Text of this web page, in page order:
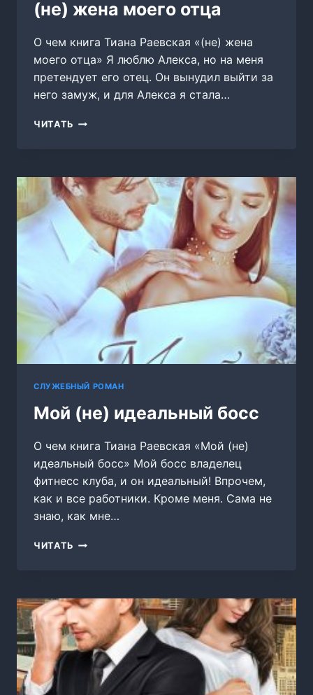
(не) жена моего отца
О чем книга Тиана Раевская «(не) жена
моего отца» Я люблю Алекса, но на меня
претендует его отец. Он вынудил выйти за
него замуж, и для Алекса я стала…
ЧИТАТЬ (НЕ)
СЛУЖЕБНЫЙ РОМАН
Мой (не) идеальный босс
О чем книга Тиана Раевская «Мой (не)
идеальный босс» Мой босс владелец
фитнесс клуба, и он идеальный! Впрочем,
как и все работники. Кроме меня. Сама не
знаю, как мне…
ЧИТАТЬ МОЙ